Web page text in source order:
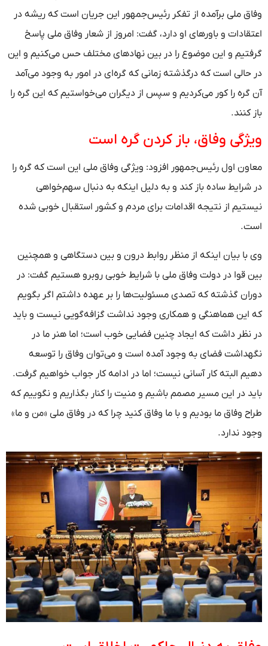
وفاق ملی برآمده از تفکر رئیس‌جمهور این جریان است که ریشه در
اعتقادات و باورهای او دارد، گفت: امروز از شعار وفاق ملی پاسخ
گرفتیم و این موضوع را در بین نهادهای مختلف حس می‌کنیم و این
در حالی است که درگذشته زمانی که گره‌ای در امور به وجود می‌آمد
آن گره را کور می‌کردیم و سپس از دیگران می‌خواستیم که این گره را
باز کنند.
ویژگی وفاق، باز کردن گره است
معاون اول رئیس‌جمهور افزود: ویژگی وفاق ملی این است که گره را
در شرایط ساده باز کند و به دلیل اینکه به دنبال سهم‌خواهی
نیستیم از نتیجه اقدامات برای مردم و کشور استقبال خوبی شده
است.
وی با بیان اینکه از منظر روابط درون و بین دستگاهی و همچنین
بین قوا در دولت وفاق ملی با شرایط خوبی روبرو هستیم گفت: در
دوران گذشته که تصدی مسئولیت‌ها را بر عهده داشتم اگر بگویم
که این هماهنگی و همکاری وجود نداشت گزافه‌گویی نیست و باید
در نظر داشت که ایجاد چنین فضایی خوب است؛ اما هنر ما در
نگهداشت فضای به وجود آمده است و می‌توان وفاق را توسعه
دهیم البته کار آسانی نیست؛ اما در ادامه کار جواب خواهیم گرفت.
باید در این مسیر مصمم باشیم و منیت را کنار بگذاریم و نگوییم که
طراح وفاق ما بودیم و با ما وفاق کنید چرا که در وفاق ملی «من و ما»
وجود ندارد.